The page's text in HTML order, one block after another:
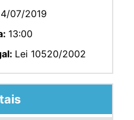
07/2019
13:00
Lei 10520/2002